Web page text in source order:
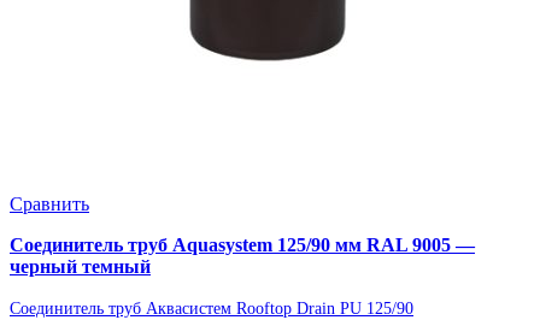
Сравнить
Соединитель труб Aquasystem 125/90 мм RAL 9005 —
черный темный
Соединитель труб Аквасистем Rooftop Drain PU 125/90